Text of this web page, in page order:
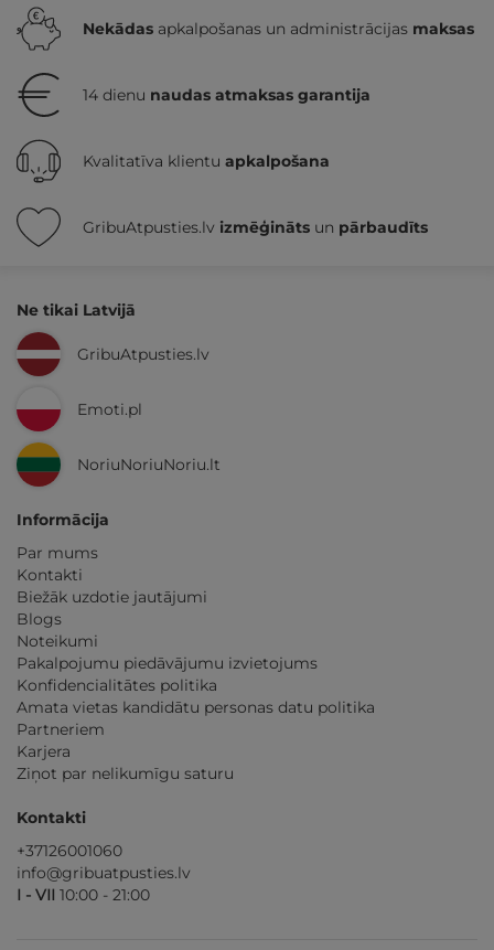
Nekādas apkalpošanas un administrācijas maksas
14 dienu naudas atmaksas garantija
Kvalitatīva klientu apkalpošana
GribuAtpusties.lv izmēģināts un pārbaudīts
Ne tikai Latvijā
GribuAtpusties.lv
Emoti.pl
NoriuNoriuNoriu.lt
Informācija
Par mums
Kontakti
Biežāk uzdotie jautājumi
Blogs
Noteikumi
Pakalpojumu piedāvājumu izvietojums
Konfidencialitātes politika
Amata vietas kandidātu personas datu politika
Partneriem
Karjera
Ziņot par nelikumīgu saturu
Kontakti
+37126001060
info@gribuatpusties.lv
I - VII 10:00 - 21:00